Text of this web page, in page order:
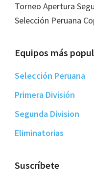
Torneo Apertura
Selección Peruana
Equipos más
Selección Peruana
Primera División
Segunda Division
Eliminatorias
Suscríbete